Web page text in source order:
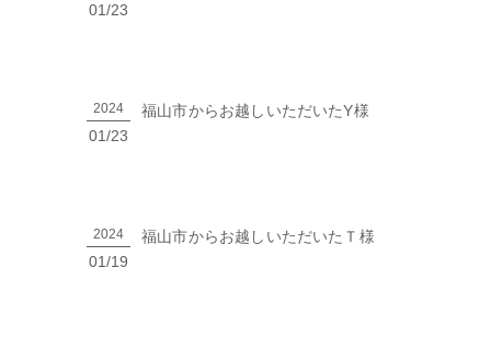
01/23
2024
01/23
福山市からお越しいただいたY様
2024
01/19
福山市からお越しいただいたＴ様